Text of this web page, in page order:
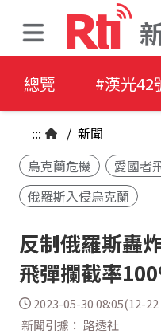
總覽 #漢光42
::: / 新聞
烏克蘭危機
愛國者
俄羅斯入侵烏克蘭
反制俄羅斯轟
飛彈攔截率
2023-05-30 08:05(12-
新聞引據： 路透社